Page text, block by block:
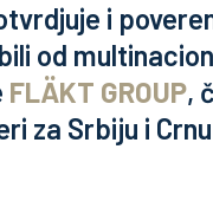
i
od
FLÄKT GROUP,
za Srbiju i Crnu